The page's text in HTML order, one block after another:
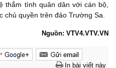
thắm tình quân dân với cán bộ,
chủ quyền trên đảo Trường Sa.
Nguồn: VTV4.VTV.VN
In bài viết này